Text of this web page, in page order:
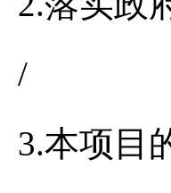
/
3.本项目